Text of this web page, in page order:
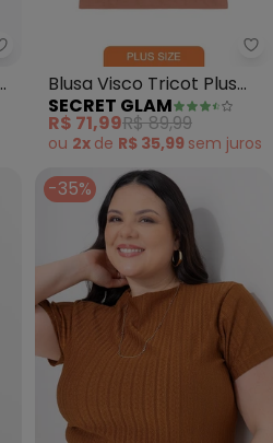
- Blusa (Zebra)
Blusa Visco Tricot Plus
Size (Marrom)
SECRET GLAM
R$ 71,99R$ 89,99
ou 2x de R$ 35,99 sem juros
-35%